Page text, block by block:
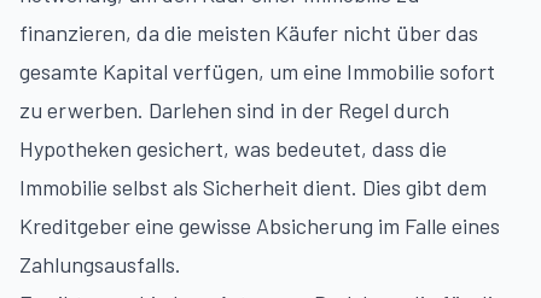
finanzieren, da die meisten Käufer nicht über das
gesamte Kapital verfügen, um eine Immobilie sofort
zu erwerben. Darlehen sind in der Regel durch
Hypotheken gesichert, was bedeutet, dass die
Immobilie selbst als Sicherheit dient. Dies gibt dem
Kreditgeber eine gewisse Absicherung im Falle eines
Zahlungsausfalls.